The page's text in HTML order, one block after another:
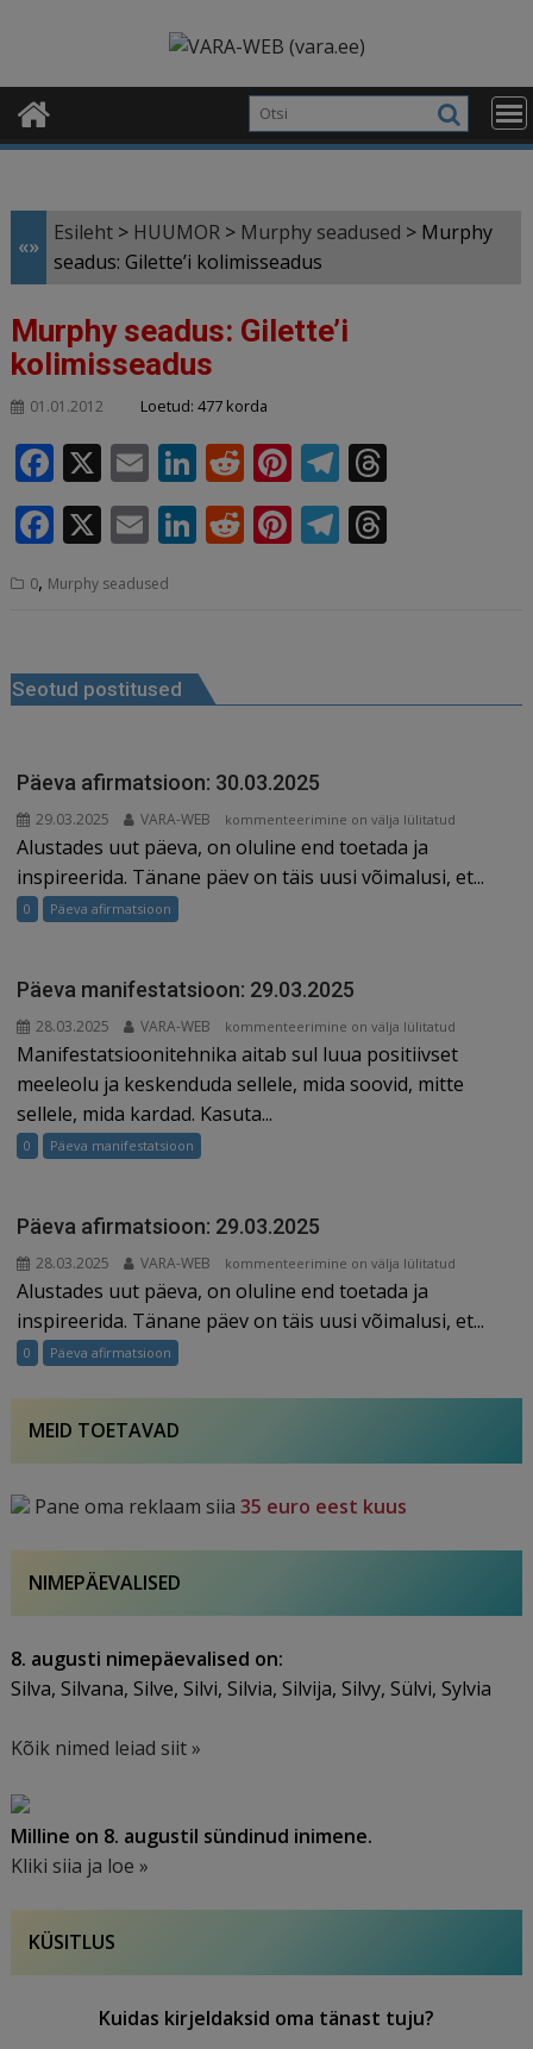
«»
Esileht > HUUMOR > Murphy seadused > Murphy
seadus: Gilette’i kolimisseadus
Murphy seadus: Gilette’i
kolimisseadus
01.01.2012 Loetud: 477 korda
F
a
c
e
o
X E
m
ai
l
Li
n
k
R
e
d
Pi
n
te
T
el
e
s
F
c
b
o
k
X E
ai
Li
dI
n
R Pi
st
T
m d
0, Murphy seadused
Seotud postitused
Päeva afirmatsioon: 30.03.2025
29.03.2025 VARA-WEB
Päeva
afirmatsioon:
30.03.2025
kommenteerimine on välja lülitatud
Alustades uut päeva, on oluline end toetada ja
inspireerida. Tänane päev on täis uusi võimalusi, et...
0 Päeva afirmatsioon
Päeva manifestatsioon: 29.03.2025
28.03.2025 VARA-WEB
Päeva
manifestatsioon:
29.03.2025
kommenteerimine on välja lülitatud
Manifestatsioonitehnika aitab sul luua positiivset
meeleolu ja keskenduda sellele, mida soovid, mitte
sellele, mida kardad. Kasuta...
0 Päeva manifestatsioon
Päeva afirmatsioon: 29.03.2025
28.03.2025 VARA-WEB
Päeva
afirmatsioon:
29.03.2025
kommenteerimine on välja lülitatud
Alustades uut päeva, on oluline end toetada ja
inspireerida. Tänane päev on täis uusi võimalusi, et...
0 Päeva afirmatsioon
MEID TOETAVAD
Pane oma reklaam siia35 euro eest kuus
NIMEPÄEVALISED
8. augusti nimepäevalised on:
Silva, Silvana, Silve, Silvi, Silvia, Silvija, Silvy, Sülvi, Sylvia
Kõik nimed leiad siit »
Milline on 8. augustil sündinud inimene.
Kliki siia ja loe »
KÜSITLUS
Kuidas kirjeldaksid oma tänast tuju?